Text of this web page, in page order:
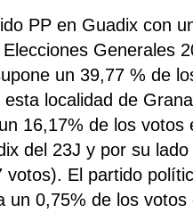
PP en Guadix con
Generales
un 39,77 % de
esta localidad de
16,17% de los votos
del 23J y por su
votos). El partido
un 0,75% de los votos